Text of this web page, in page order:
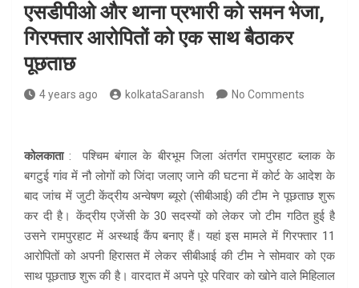
एसडीपीओ और थाना प्रभारी को समन भेजा,
गिरफ्तार आरोपितों को एक साथ बैठाकर
पूछताछ
4 years ago kolkataSaransh No Comments
कोलकाता: पश्चिम बंगाल के बीरभूम जिला अंतर्गत रामपुरहाट ब्लाक के
बगटुई गांव में नौ लोगों को जिंदा जलाए जाने की घटना में कोर्ट के आदेश के
बाद जांच में जुटी केंद्रीय अन्वेषण ब्यूरो (सीबीआई) की टीम ने पूछताछ शुरू
कर दी है। केंद्रीय एजेंसी के 30 सदस्यों को लेकर जो टीम गठित हुई है
उसने रामपुरहाट में अस्थाई कैंप बनाए हैं। यहां इस मामले में गिरफ्तार 11
आरोपितों को अपनी हिरासत में लेकर सीबीआई की टीम ने सोमवार को एक
साथ पूछताछ शुरू की है। वारदात में अपने पूरे परिवार को खोने वाले मिहिलाल